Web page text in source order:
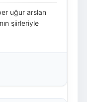
uğur arslan
şiirleriyle